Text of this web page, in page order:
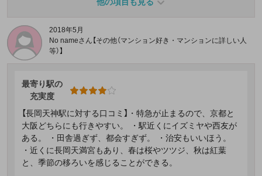
他の項目も見る
2018年5月
No nameさん【その他（マンション好き・マンションに詳しい人
等）】
最寄り駅の
充実度
【長岡天神駅に対する口コミ】・特急が止まるので、京都と
大阪どちらにも行きやすい。 ・駅近くにイズミヤや西友が
ある。 ・田舎過ぎず、都会すぎず。 ・治安もいいほう。
・近くに長岡天満宮もあり、春は桜やツツジ、秋は紅葉
と、季節の移ろいを感じることができる。